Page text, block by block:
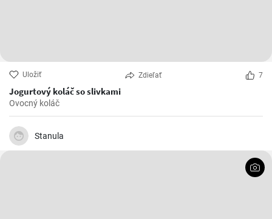
Uložiť Zdieľať 7
Jogurtový koláč so slivkami
Ovocný koláč
Stanula